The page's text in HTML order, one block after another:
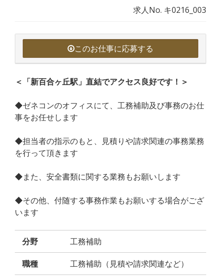
求人No. キ0216_003
このお仕事に応募する
＜「新百合ヶ丘駅」直結でアクセス良好です！＞
◆ゼネコンのオフィスにて、工務補助及び事務のお仕
事をお任せします
◆担当者の指示のもと、見積りや請求関連の事務業務
を行って頂きます
◆また、安全書類に関する業務もお願いします
◆その他、付随する事務作業もお願いする場合がござ
います
分野 工務補助
職種 工務補助（見積や請求関連など）